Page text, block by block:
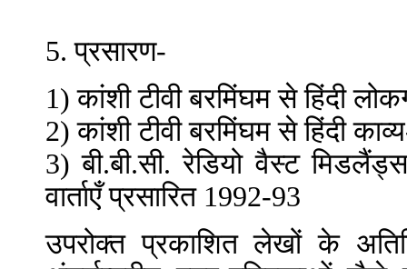
5. प्रसारण-
1) कांशी टीवी बरमिंघम से हिंदी
2) कांशी टीवी बरमिंघम से हिंदी
3) बी.बी.सी. रेडियो वैस्ट
वार्ताएँ प्रसारित 1992-93
उपरोक्त प्रकाशित लेखों के